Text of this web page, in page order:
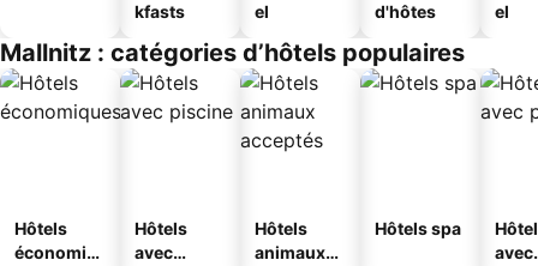
kfasts
el
d'hôtes
el
Mallnitz : catégories d’hôtels populaires
Hôtels
économiq
Hôtels
avec
Hôtels
animaux
Hôtels spa
avec